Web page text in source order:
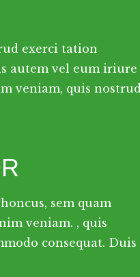
exerci tation
autem vel eum iriure
veniam, quis nostrud
sem quam
veniam. , quis
consequat. Duis